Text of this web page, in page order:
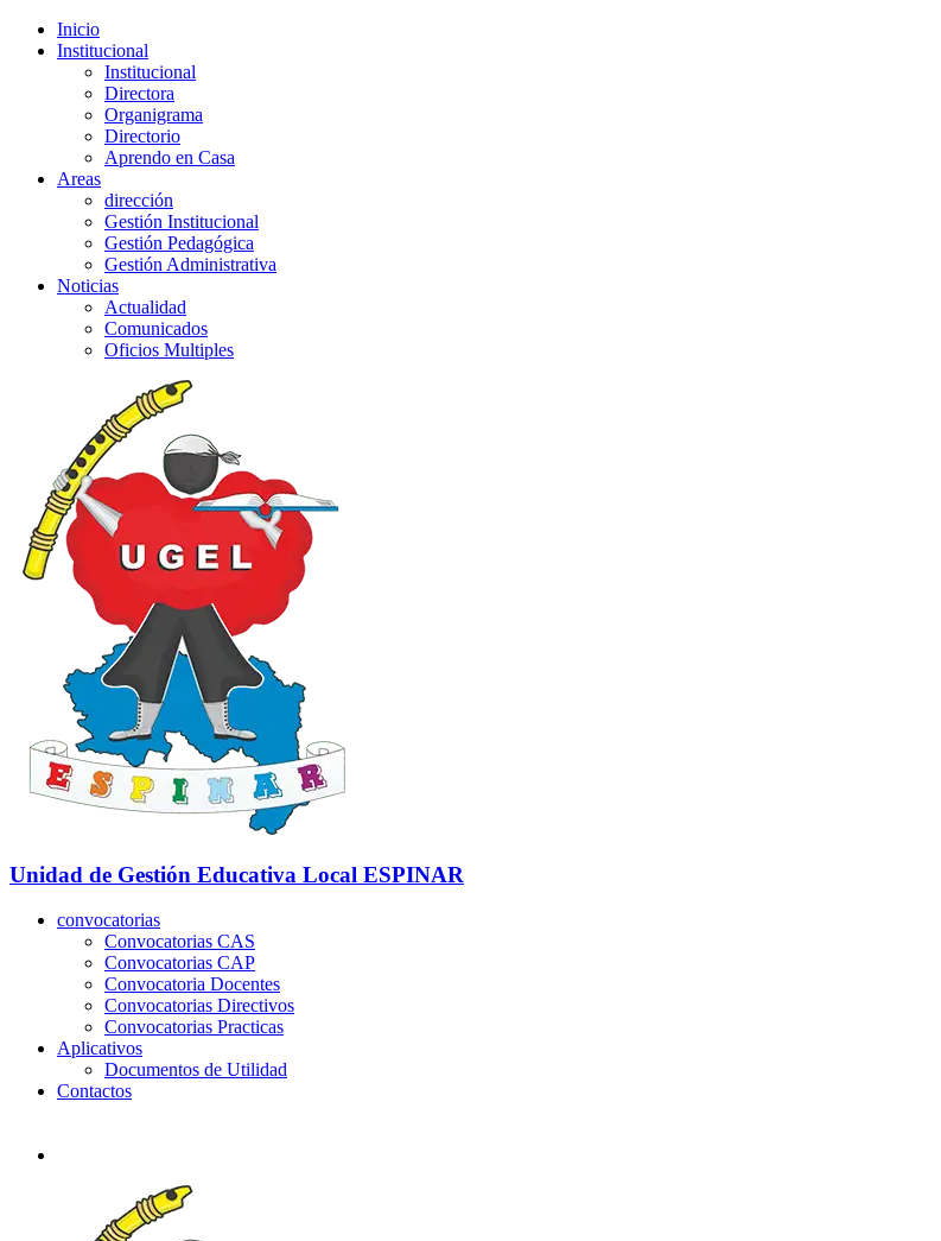
Inicio
Institucional
Institucional
Directora
Organigrama
Directorio
Aprendo en Casa
Areas
dirección
Gestión Institucional
Gestión Pedagógica
Gestión Administrativa
Noticias
Actualidad
Comunicados
Oficios Multiples
Unidad de Gestión Educativa Local ESPINAR
convocatorias
Convocatorias CAS
Convocatorias CAP
Convocatoria Docentes
Convocatorias Directivos
Convocatorias Practicas
Aplicativos
Documentos de Utilidad
Contactos